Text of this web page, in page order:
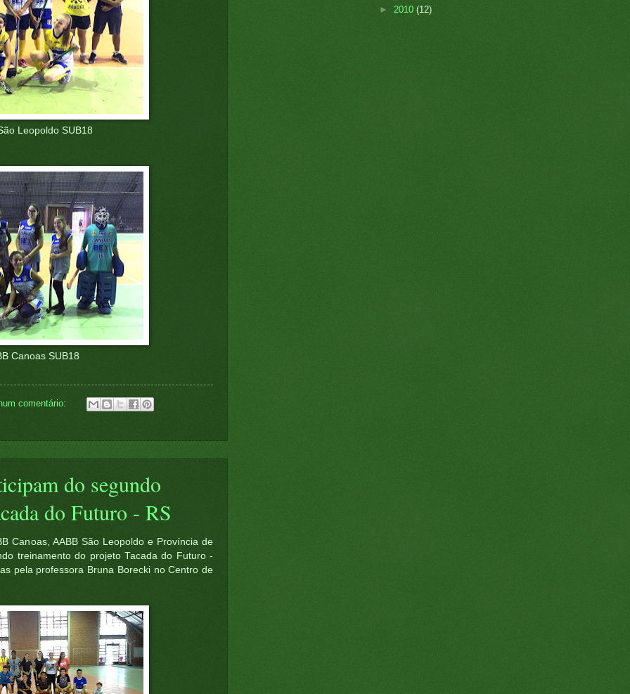
Leopoldo SUB18
Canoas SUB18
comentário:
do segundo
do Futuro - RS
Canoas, AABB São Leopoldo e Província de
treinamento do projeto Tacada do Futuro -
pela professora Bruna Borecki no Centro de
► 2010 (12)